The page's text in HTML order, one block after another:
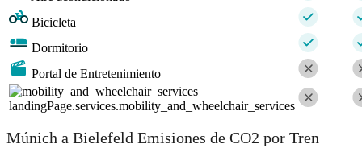
Bicicleta
Dormitorio
Portal de Entretenimiento
landingPage.services.mobility_and_wheelchair_services
Múnich a Bielefeld Emisiones de CO2 por Tren